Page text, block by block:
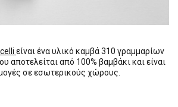
είναι ένα υλικό καμβά 310 γραμμαρίων
αποτελείται από 100% βαμβάκι και είναι
σε εσωτερικούς χώρους.